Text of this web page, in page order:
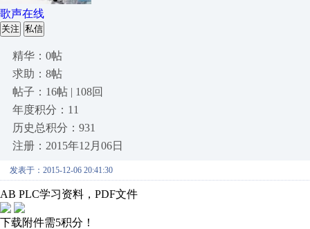
歌声在线
关注 私信
精华：0帖
求助：8帖
帖子：16帖 | 108回
年度积分：11
历史总积分：931
注册：2015年12月06日
发表于：2015-12-06 20:41:30
AB PLC学习资料，PDF文件
下载附件需5积分！